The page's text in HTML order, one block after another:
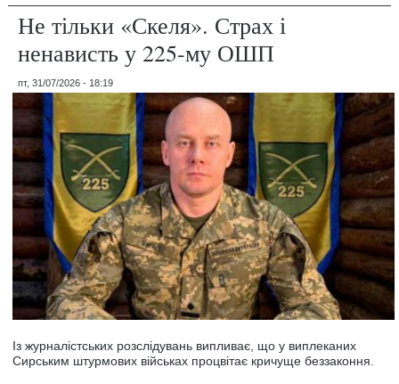
Не тільки «Скеля». Страх і
ненависть у 225-му ОШП
пт, 31/07/2026 - 18:19
Із журналістських розслідувань випливає, що у виплеканих
Сирським штурмових військах процвітає кричуще беззаконня.